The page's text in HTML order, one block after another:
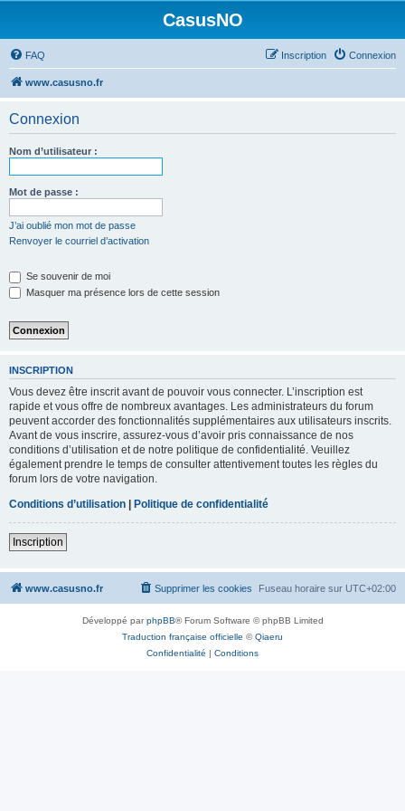
CasusNO
FAQ Connexion
Inscription
www.casusno.fr
Connexion
Nom d’utilisateur :
Mot de passe :
J’ai oublié mon mot de passe
Renvoyer le courriel d’activation
Se souvenir de moi
Masquer ma présence lors de cette session
INSCRIPTION
Vous devez être inscrit avant de pouvoir vous connecter. L’inscription est
rapide et vous offre de nombreux avantages. Les administrateurs du forum
peuvent accorder des fonctionnalités supplémentaires aux utilisateurs inscrits.
Avant de vous inscrire, assurez-vous d’avoir pris connaissance de nos
conditions d’utilisation et de notre politique de confidentialité. Veuillez
également prendre le temps de consulter attentivement toutes les règles du
forum lors de votre navigation.
Conditions d’utilisation | Politique de confidentialité
Inscription
www.casusno.fr Fuseau horaire sur UTC+02:00
Supprimer les cookies
Développé parphpBB® Forum Software © phpBB Limited
Traduction française officielle ©Qiaeru
Confidentialité | Conditions